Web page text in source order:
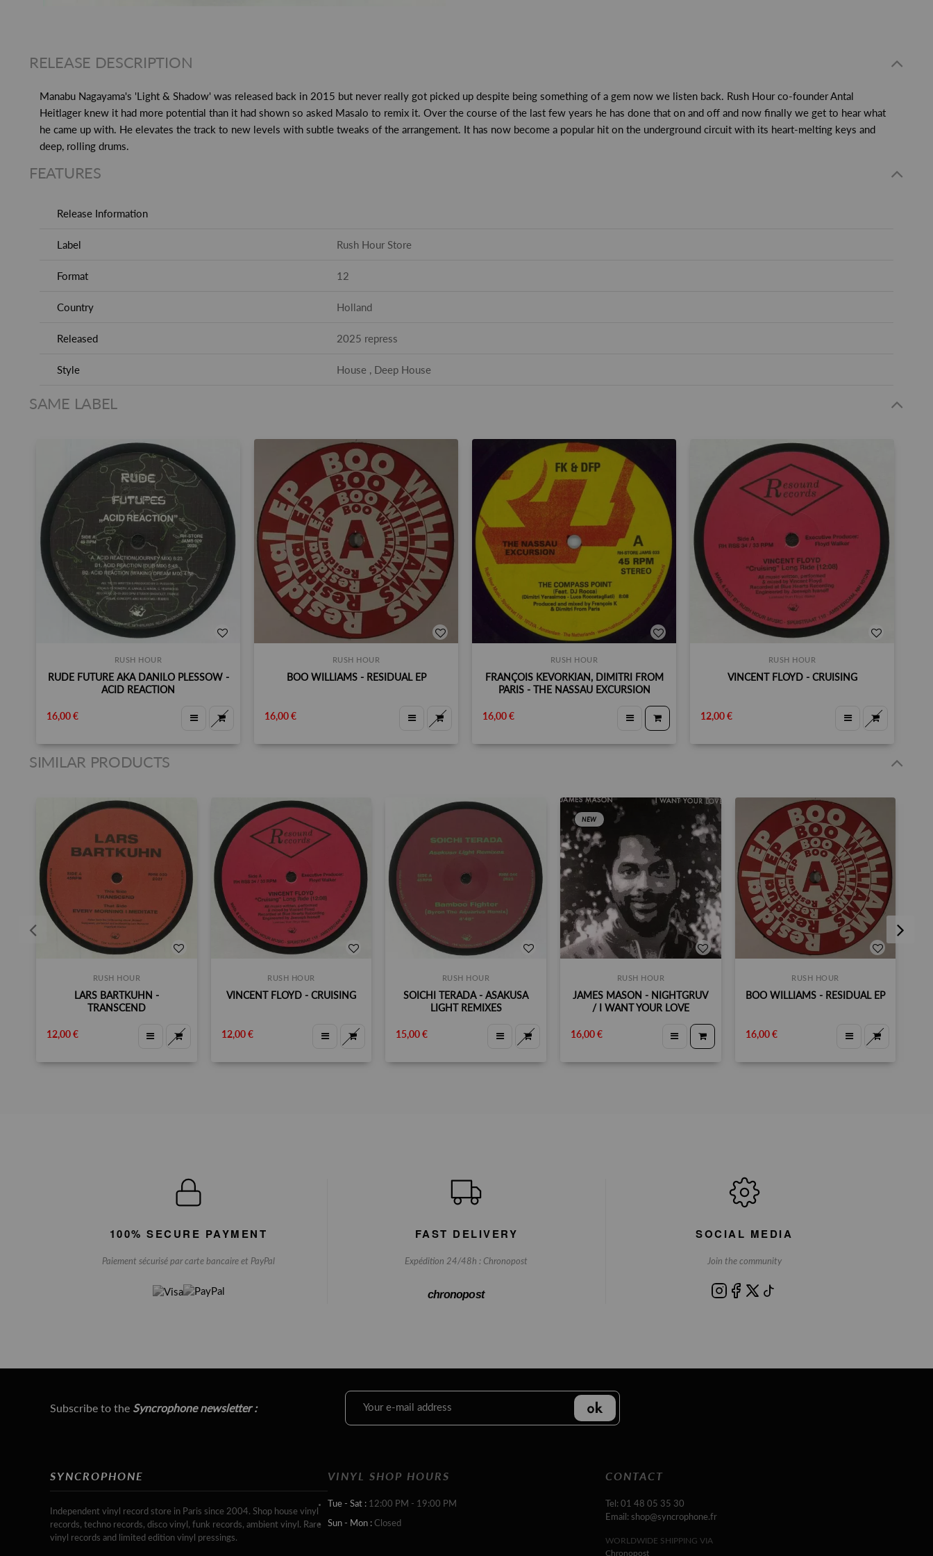
RELEASE DESCRIPTION
Manabu Nagayama's 'Light & Shadow' was released back in 2015 but never really got picked up despite being something of a gem now we listen back. Rush Hour co-founder Antal
Heitlager knew it had more potential than it had shown so asked Masalo to remix it. Over the course of the last few years he has done that on and off and now finally we get to hear what
he came up with. He elevates the track to new levels with subtle tweaks of the arrangement. It has now become a popular hit on the underground circuit with its heart-melting keys and
deep, rolling drums.
FEATURES
Release Information
Label Rush Hour Store
Format 12
Country Holland
Released 2025 repress
Style House , Deep House
SAME LABEL
RUSH HOUR
RUDE FUTURE AKA DANILO PLESSOW -
ACID REACTION
16,00 €
RUSH HOUR
BOO WILLIAMS - RESIDUAL EP
16,00 €
RUSH HOUR
FRANÇOIS KEVORKIAN, DIMITRI FROM
PARIS - THE NASSAU EXCURSION
16,00 €
RUSH HOUR
VINCENT FLOYD - CRUISING
12,00 €
SIMILAR PRODUCTS
RUSH HOUR
LARS BARTKUHN -
TRANSCEND
12,00 €
RUSH HOUR
VINCENT FLOYD - CRUISING
12,00 €
RUSH HOUR
SOICHI TERADA - ASAKUSA
LIGHT REMIXES
15,00 €
NEW
RUSH HOUR
JAMES MASON - NIGHTGRUV
/ I WANT YOUR LOVE
16,00 €
RUSH HOUR
BOO WILLIAMS - RESIDUAL EP
16,00 €
100% SECURE PAYMENT
Paiement sécurisé par carte bancaire et PayPal
FAST DELIVERY
Expédition 24/48h : Chronopost
chronopost
SOCIAL MEDIA
Join the community
Subscribe to the Syncrophone newsletter :
SYNCROPHONE
Independent vinyl record store in Paris since 2004. Shop house vinyl
records, techno records, disco vinyl, funk records, ambient vinyl. Rare
vinyl records and limited edition vinyl pressings.
VINYL SHOP HOURS
Tue - Sat : 12:00 PM - 19:00 PM
Sun - Mon : Closed
CONTACT
Tel: 01 48 05 35 30
Email: shop@syncrophone.fr
WORLDWIDE SHIPPING VIA
Chronopost